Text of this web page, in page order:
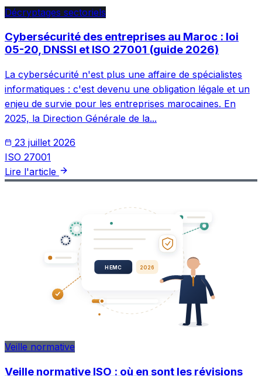
Décryptages sectoriels
Cybersécurité des entreprises au Maroc : loi
05-20, DNSSI et ISO 27001 (guide 2026)
La cybersécurité n'est plus une affaire de spécialistes
informatiques : c'est devenu une obligation légale et un
enjeu de survie pour les entreprises marocaines. En
2025, la Direction Générale de la...
23 juillet 2026
ISO 27001
Lire l'article
HEMC 2026
Veille normative
Veille normative ISO : où en sont les révisions